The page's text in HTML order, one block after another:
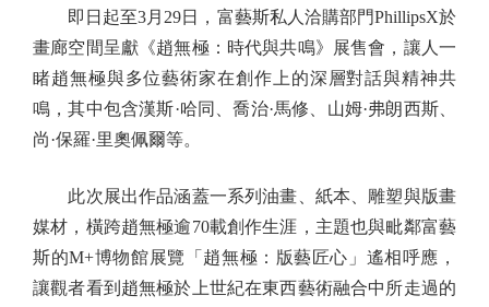
即日起至3月29日，富藝斯私人洽購部門PhillipsX於
畫廊空間呈獻《趙無極：時代與共鳴》展售會，讓人一
睹趙無極與多位藝術家在創作上的深層對話與精神共
鳴，其中包含漢斯·哈同、喬治·馬修、山姆·弗朗西斯、
尚·保羅·里奧佩爾等。
此次展出作品涵蓋一系列油畫、紙本、雕塑與版畫
媒材，橫跨趙無極逾70載創作生涯，主題也與毗鄰富藝
斯的M+博物館展覽「趙無極：版藝匠心」遙相呼應，
讓觀者看到趙無極於上世紀在東西藝術融合中所走過的